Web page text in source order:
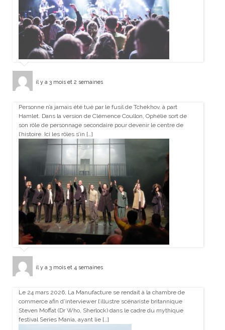
il y a 3 mois et 2 semaines
Personne n’a jamais été tué par le fusil de Tchekhov, à part
Hamlet. Dans la version de Clémence Coullon, Ophélie sort de
son rôle de personnage secondaire pour devenir le centre de
l’histoire. Ici les rôles s’in […]
il y a 3 mois et 4 semaines
Le 24 mars 2026, La Manufacture se rendait à la chambre de
commerce afin d’interviewer l’illustre scénariste britannique
Steven Moffat (Dr Who, Sherlock) dans le cadre du mythique
festival Series Mania, ayant lie […]